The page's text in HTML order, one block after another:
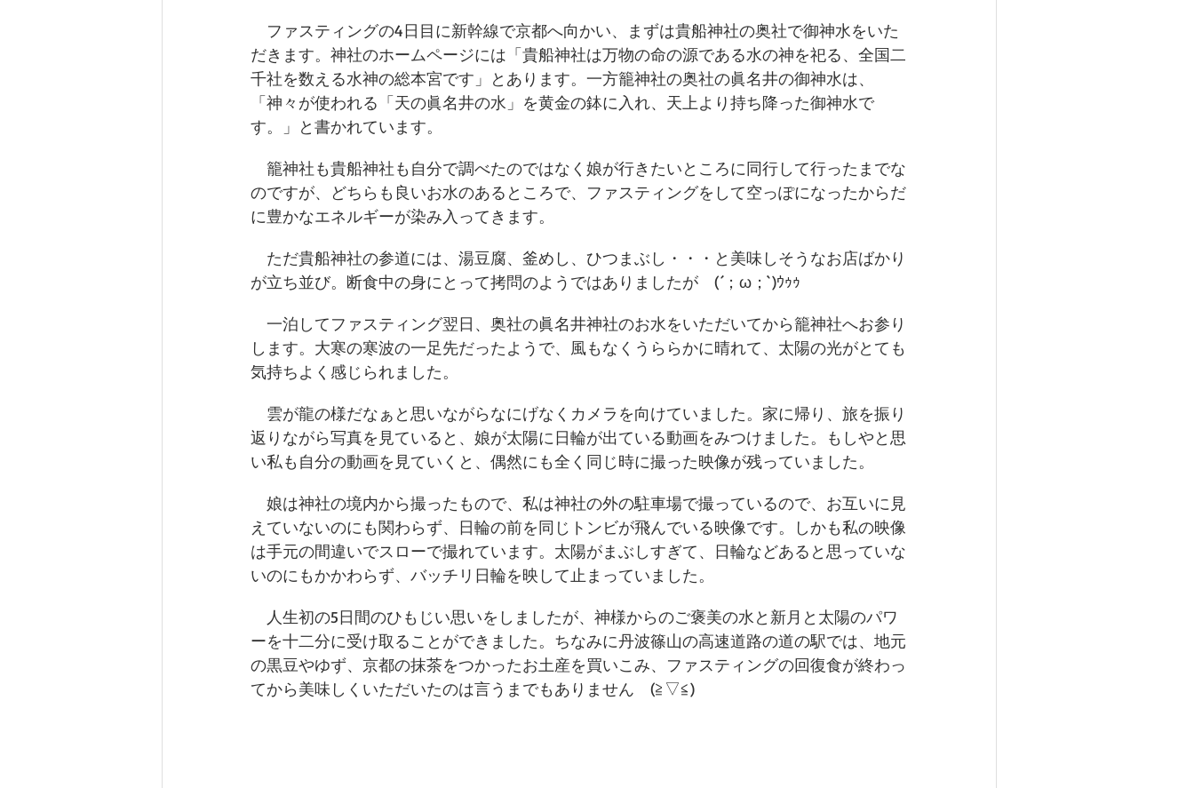
ファスティングの4日目に新幹線で京都へ向かい、まずは貴船神社の奥社で御神水をいた
だきます。神社のホームページには「貴船神社は万物の命の源である水の神を祀る、全国二
千社を数える水神の総本宮です」とあります。一方籠神社の奥社の眞名井の御神水は、
「神々が使われる「天の眞名井の水」を黄金の鉢に入れ、天上より持ち降った御神水で
す。」と書かれています。
籠神社も貴船神社も自分で調べたのではなく娘が行きたいところに同行して行ったまでな
のですが、どちらも良いお水のあるところで、ファスティングをして空っぽになったからだ
に豊かなエネルギーが染み入ってきます。
ただ貴船神社の参道には、湯豆腐、釜めし、ひつまぶし・・・と美味しそうなお店ばかり
が立ち並び。断食中の身にとって拷問のようではありましたが　(´；ω；`)ｳｩｩ
一泊してファスティング翌日、奥社の眞名井神社のお水をいただいてから籠神社へお参り
します。大寒の寒波の一足先だったようで、風もなくうららかに晴れて、太陽の光がとても
気持ちよく感じられました。
雲が龍の様だなぁと思いながらなにげなくカメラを向けていました。家に帰り、旅を振り
返りながら写真を見ていると、娘が太陽に日輪が出ている動画をみつけました。もしやと思
い私も自分の動画を見ていくと、偶然にも全く同じ時に撮った映像が残っていました。
娘は神社の境内から撮ったもので、私は神社の外の駐車場で撮っているので、お互いに見
えていないのにも関わらず、日輪の前を同じトンビが飛んでいる映像です。しかも私の映像
は手元の間違いでスローで撮れています。太陽がまぶしすぎて、日輪などあると思っていな
いのにもかかわらず、バッチリ日輪を映して止まっていました。
人生初の5日間のひもじい思いをしましたが、神様からのご褒美の水と新月と太陽のパワ
ーを十二分に受け取ることができました。ちなみに丹波篠山の高速道路の道の駅では、地元
の黒豆やゆず、京都の抹茶をつかったお土産を買いこみ、ファスティングの回復食が終わっ
てから美味しくいただいたのは言うまでもありません　(≧▽≦)